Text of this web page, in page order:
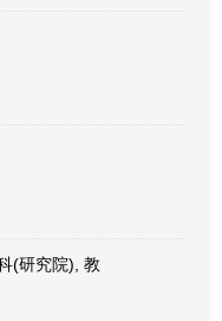
(研究院), 教